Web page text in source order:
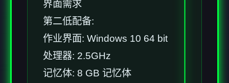
界面需求
第二低配备:
作业界面: Windows 10 64 bit
处理器: 2.5GHz
记忆体: 8 GB 记忆体